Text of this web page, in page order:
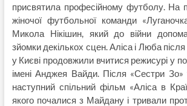
присвятила професійному футболу. На
жіночої футбольної команди
Микола Нікішин, який до війни
зйомки декількох сцен. Аліса і Люба
у Києві продовжили вчитися режисурі у
імені Анджея Вайди. Після «Сестри
наступний спільний фільм «Аліса в
якого почалися з Майдану і тривали